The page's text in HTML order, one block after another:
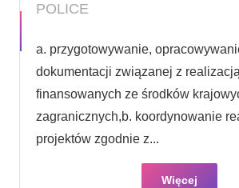
POLICE
a. przygotowywanie,
dokumentacji związanej z
finansowanych ze środków
zagranicznych,b. koordynowanie
projektów zgodnie z...
Więcej